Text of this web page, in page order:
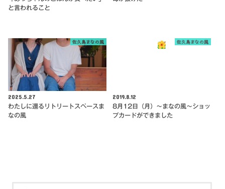
と言われること
佐久島まなの風
2025.5.27
わたしに還るリトリートスペースま
なの風
佐久島まなの風
2019.8.12
8月12日（月）〜まなの風〜ショッ
プカードができました